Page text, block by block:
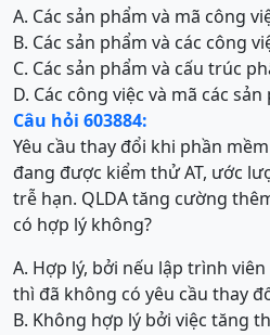
A. Các sản phẩm và mã công
B. Các sản phẩm và các công
C. Các sản phẩm và cấu trúc
D. Các công việc và mã các sản
Câu hỏi 603884:
Yêu cầu thay đổi khi phần
đang được kiểm thử AT, ước
trễ hạn. QLDA tăng cường
có hợp lý không?
A. Hợp lý, bởi nếu lập trình
thì đã không có yêu cầu thay
B. Không hợp lý bởi việc tăng